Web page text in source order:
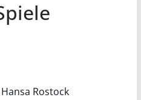
Rostock